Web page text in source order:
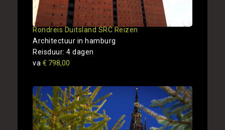
Rondreis Duitsland SRC Reizen
Architectuur in hamburg
Reisduur: 4 dagen
va € 798,00